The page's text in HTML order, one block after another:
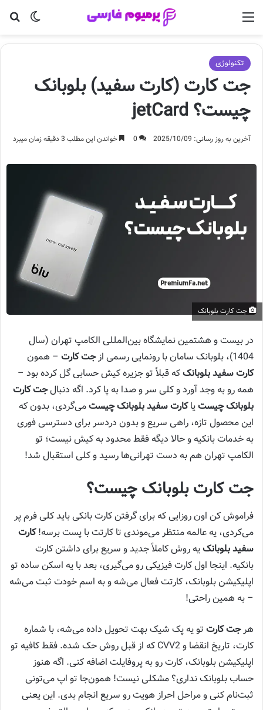
تغییر
تکنولوژی
جت کارت (کارت سفید) بلوبانک
چیست؟ jetCard
آخرین به روز رسانی: 2025/10/09 0 خواندن این مطلب 3 دقیقه زمان میبرد
جت کارت بلوبانک
در بیست و هشتمین نمایشگاه بین‌المللی الکامپ تهران (سال
1404)، بلوبانک سامان با رونمایی رسمی از
جت کارت – همون
کارت سفید بلوبانککه قبلاً تو جزیره کیش حسابی گل کرده بود –
همه رو به وجد آورد و کلی سر و صدا به پا کرد. اگه دنبالجت کارت
بلوبانک چیستیاکارت سفید بلوبانک چیستمی‌گردی، بدون که
این محصول تازه، راهی سریع و بدون دردسر برای دسترسی فوری
به خدمات بانکیه و حالا دیگه فقط محدود به کیش نیست؛ تو
الکامپ تهران هم به دست تهرانی‌ها رسید و کلی استقبال شد!
جت کارت بلوبانک چیست؟
فراموش کن اون روزایی که برای گرفتن کارت بانکی باید کلی فرم پر
می‌کردی، یه عالمه منتظر می‌موندی تا کارتت با پست برسه!کارت
سفید بلوبانکیه روش کاملاً جدید و سریع برای داشتن کارت
بانکیه. اینجا اول کارت فیزیکی رو می‌گیری، بعد با یه اسکن ساده تو
اپلیکیشن بلوبانک، کارتت فعال می‌شه و به اسم خودت ثبت می‌شه
– به همین راحتی!
هرجت کارت تو یه پک شیک بهت تحویل داده می‌شه، با شماره
کارت، تاریخ انقضا و CVV2 که از قبل روش حک شده. فقط کافیه تو
اپلیکیشن بلوبانک، کارت رو به پروفایلت اضافه کنی. اگه هنوز
حساب بلوبانک نداری؟ مشکلی نیست! همون‌جا تو اپ می‌تونی
ثبت‌نام کنی و مراحل احراز هویت رو سریع انجام بدی. این یعنی